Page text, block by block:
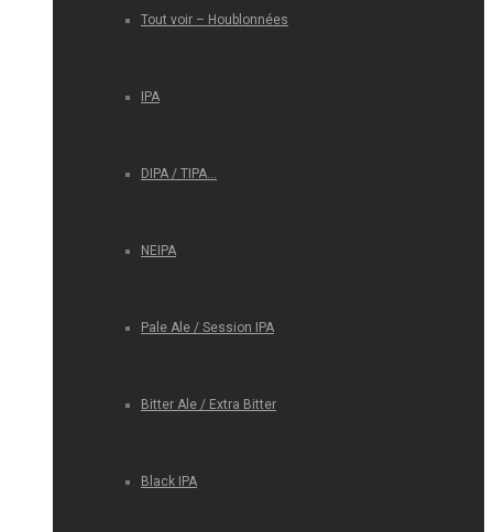
Tout voir – Houblonnées
IPA
DIPA / TIPA…
NEIPA
Pale Ale / Session IPA
Bitter Ale / Extra Bitter
Black IPA